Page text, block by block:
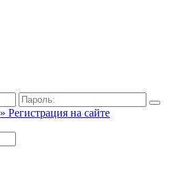
» Регистрация на сайте